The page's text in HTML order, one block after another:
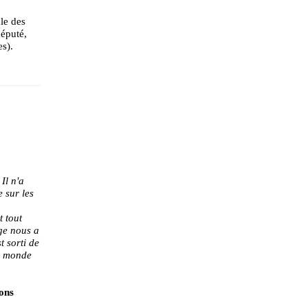
des
Il n'a
sur les
tout
nous a
sorti de